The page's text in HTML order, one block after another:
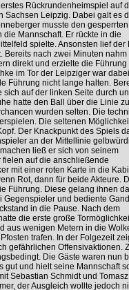
Rückrundenheimspiel auf
Sachsen Leipzig. Dabei galt es
musste den gesperrten
Mannschaft. Er rückte in die
spielte. Ansonsten lief der
Bereits nach zwei Minuten nahm
direkt und erzielte die Führung
im Tor der Leipziger war
Führung nicht lange halten.
auf der linken Seite durch
hatte den Ball über die Linie zu
wurden selten. Die
Die seltenen
Der Knackpunkt des Spiels
an der Mittellinie
ließ er sich von seinem
auf die anschließende
mit einer roten Karte in die
Rot, dann für beide Akteure.
Führung. Diese gelang ihnen
Gegenspieler und bediente
in die Pause. Nach dem
die erste große
aus wenigen Metern in die
trafen. In der Folgezeit
gefährlichen Offensivaktionen.
Die Gäste waren nun
gut und hielt seine Mannschaft
Sebastian Schmidt und Tomasz
der Ausgleich wollte jedoch